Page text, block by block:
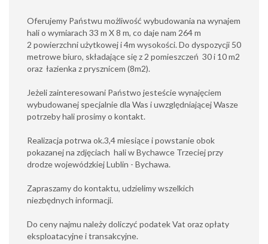
Oferujemy Państwu możliwość wybudowania na wynajem
hali o wymiarach 33 m X 8 m, co daje nam 264 m
2 powierzchni użytkowej i 4m wysokości. Do dyspozycji 50
metrowe biuro, składające się z 2 pomieszczeń 30 i 10 m2
oraz łazienka z prysznicem (8m2).
Jeżeli zainteresowani Państwo jesteście wynajęciem
wybudowanej specjalnie dla Was i uwzględniającej Wasze
potrzeby hali prosimy o kontakt.
Realizacja potrwa ok.3,4 miesiące i powstanie obok
pokazanej na zdjęciach hali w Bychawce Trzeciej przy
drodze wojewódzkiej Lublin - Bychawa.
Zapraszamy do kontaktu, udzielimy wszelkich
niezbędnych informacji.
Do ceny najmu należy doliczyć podatek Vat oraz opłaty
eksploatacyjne i transakcyjne.